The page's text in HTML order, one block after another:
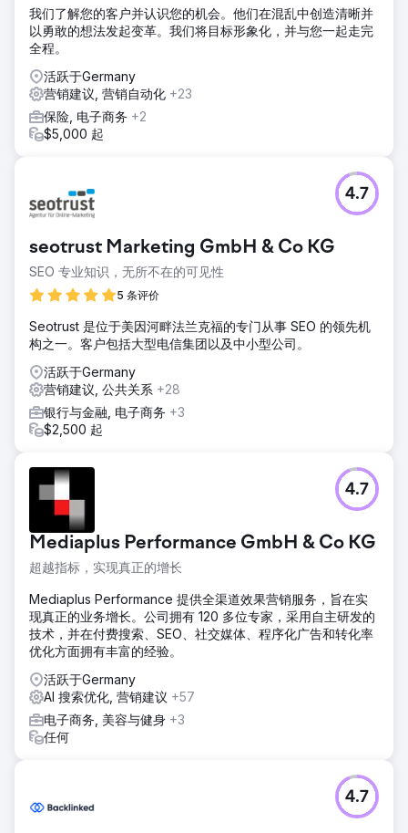
我们了解您的客户并认识您的机会。他们在混乱中创造清晰并
以勇敢的想法发起变革。我们将目标形象化，并与您一起走完
全程。
活跃于Germany
营销建议, 营销自动化 +23
保险, 电子商务 +2
$5,000 起
seotrust Marketing GmbH & Co KG
SEO 专业知识，无所不在的可见性
5 条评价
4.7
Seotrust 是位于美因河畔法兰克福的专门从事 SEO 的领先机
构之一。客户包括大型电信集团以及中小型公司。
活跃于Germany
营销建议, 公共关系 +28
银行与金融, 电子商务 +3
$2,500 起
Mediaplus Performance GmbH & Co KG
超越指标，实现真正的增长
4.7
Mediaplus Performance 提供全渠道效果营销服务，旨在实
现真正的业务增长。公司拥有 120 多位专家，采用自主研发的
技术，并在付费搜索、SEO、社交媒体、程序化广告和转化率
优化方面拥有丰富的经验。
活跃于Germany
AI 搜索优化, 营销建议 +57
电子商务, 美容与健身 +3
任何
4.7